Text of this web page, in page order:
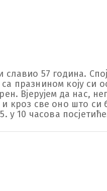
славио 57 година.
празнином коју си
Вјерујем да нас,
и кроз све оно што си
у 10 часова